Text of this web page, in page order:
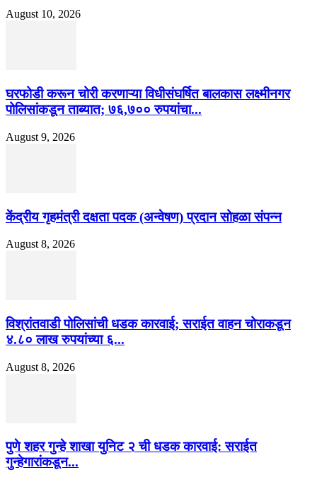
August 10, 2026
घरफोडी करून चोरी करणाऱ्या विधीसंघर्षित बालकास लक्ष्मीनगर
पोलिसांकडून ताब्यात; ७६,७०० रुपयांचा...
August 9, 2026
केंद्रीय गृहमंत्री दक्षता पदक (अन्वेषण) प्रदान सोहळा संपन्न
August 8, 2026
विश्रांतवाडी पोलिसांची धडक कारवाई; सराईत वाहन चोराकडून
४.८० लाख रुपयांच्या ६...
August 8, 2026
पुणे शहर गुन्हे शाखा युनिट २ ची धडक कारवाई: सराईत
गुन्हेगारांकडून...